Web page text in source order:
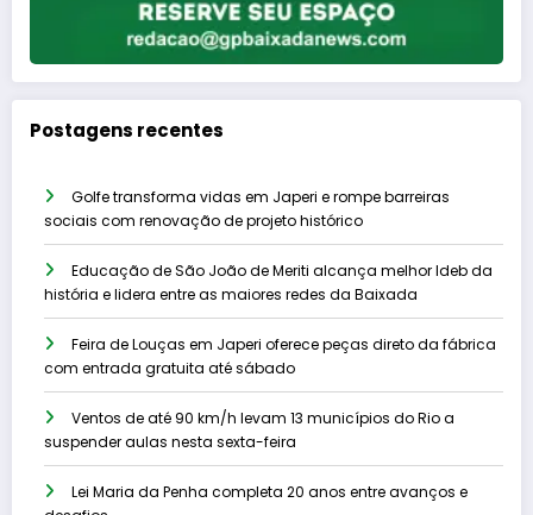
Postagens recentes
Golfe transforma vidas em Japeri e rompe barreiras
sociais com renovação de projeto histórico
Educação de São João de Meriti alcança melhor Ideb da
história e lidera entre as maiores redes da Baixada
Feira de Louças em Japeri oferece peças direto da fábrica
com entrada gratuita até sábado
Ventos de até 90 km/h levam 13 municípios do Rio a
suspender aulas nesta sexta-feira
Lei Maria da Penha completa 20 anos entre avanços e